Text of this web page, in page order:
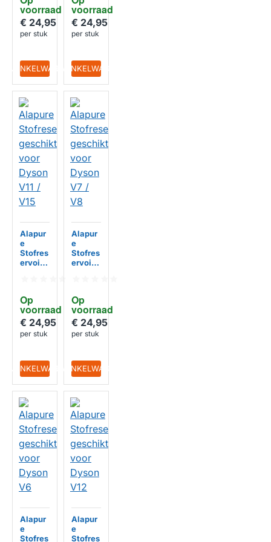
voorraad
(SV12)
klein
145mm
€ 24,95
per stuk
IN WINKELWAGEN
voorraad
(SV12)
groot
195mm
€ 24,95
per stuk
IN WINKELWAGEN
HUISMERK
Op
voorraad
Alapur
e
Stofres
ervoir
V11 /
V15
€ 24,95
per stuk
IN WINKELWAGEN
HUISMERK
Op
voorraad
Alapur
e
Stofres
ervoir
V7 / V8
€ 24,95
per stuk
IN WINKELWAGEN
Alapur
e
Stofres
Alapur
e
Stofres